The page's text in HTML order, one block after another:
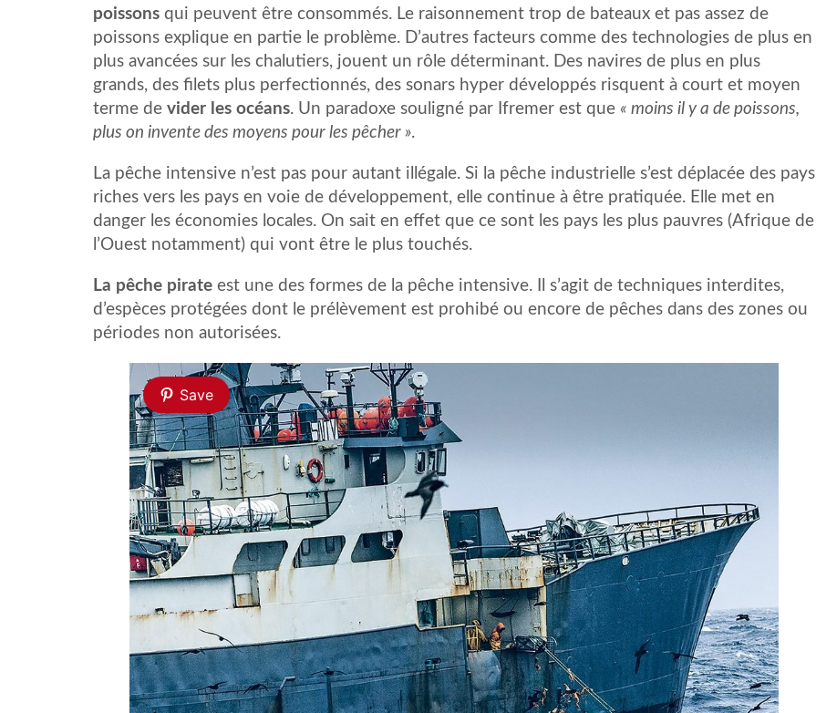
poissons qui peuvent être consommés. Le raisonnement trop de bateaux et pas assez de
poissons explique en partie le problème. D’autres facteurs comme des technologies de plus en
plus avancées sur les chalutiers, jouent un rôle déterminant. Des navires de plus en plus
grands, des filets plus perfectionnés, des sonars hyper développés risquent à court et moyen
terme de vider les océans. Un paradoxe souligné par Ifremer est que « moins il y a de poissons,
plus on invente des moyens pour les pêcher ».
La pêche intensive n’est pas pour autant illégale. Si la pêche industrielle s’est déplacée des pays
riches vers les pays en voie de développement, elle continue à être pratiquée. Elle met en
danger les économies locales. On sait en effet que ce sont les pays les plus pauvres (Afrique de
l’Ouest notamment) qui vont être le plus touchés.
La pêche pirate est une des formes de la pêche intensive. Il s’agit de techniques interdites,
d’espèces protégées dont le prélèvement est prohibé ou encore de pêches dans des zones ou
périodes non autorisées.
Save